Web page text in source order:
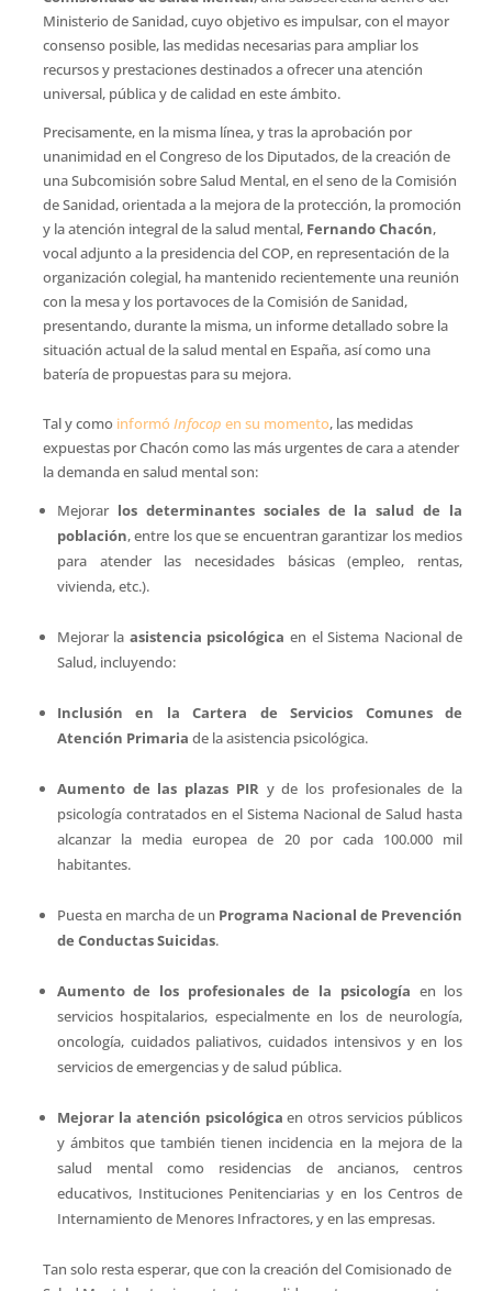
Ministerio de Sanidad, cuyo objetivo es impulsar, con el mayor
consenso posible, las medidas necesarias para ampliar los
recursos y prestaciones destinados a ofrecer una atención
universal, pública y de calidad en este ámbito.
Precisamente, en la misma línea, y tras la aprobación por
unanimidad en el Congreso de los Diputados, de la creación de
una Subcomisión sobre Salud Mental, en el seno de la Comisión
de Sanidad, orientada a la mejora de la protección, la promoción
y la atención integral de la salud mental, Fernando Chacón,
vocal adjunto a la presidencia del COP, en representación de la
organización colegial, ha mantenido recientemente una reunión
con la mesa y los portavoces de la Comisión de Sanidad,
presentando, durante la misma, un informe detallado sobre la
situación actual de la salud mental en España, así como una
batería de propuestas para su mejora.
Tal y como informó Infocop en su momento, las medidas
expuestas por Chacón como las más urgentes de cara a atender
la demanda en salud mental son:
Mejorar los determinantes sociales de la salud de la
población, entre los que se encuentran garantizar los medios
para atender las necesidades básicas (empleo, rentas,
vivienda, etc.).
Mejorar la asistencia psicológica en el Sistema Nacional de
Salud, incluyendo:
Inclusión en la Cartera de Servicios Comunes de
Atención Primaria de la asistencia psicológica.
Aumento de las plazas PIR y de los profesionales de la
psicología contratados en el Sistema Nacional de Salud hasta
alcanzar la media europea de 20 por cada 100.000 mil
habitantes.
Puesta en marcha de un Programa Nacional de Prevención
de Conductas Suicidas.
Aumento de los profesionales de la psicología en los
servicios hospitalarios, especialmente en los de neurología,
oncología, cuidados paliativos, cuidados intensivos y en los
servicios de emergencias y de salud pública.
Mejorar la atención psicológica en otros servicios públicos
y ámbitos que también tienen incidencia en la mejora de la
salud mental como residencias de ancianos, centros
educativos, Instituciones Penitenciarias y en los Centros de
Internamiento de Menores Infractores, y en las empresas.
Tan solo resta esperar, que con la creación del Comisionado de